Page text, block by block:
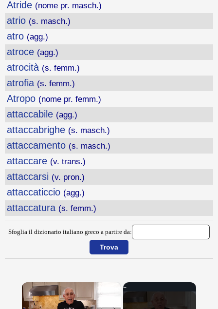
Atride (nome pr. masch.)
atrio (s. masch.)
atro (agg.)
atroce (agg.)
atrocità (s. femm.)
atrofia (s. femm.)
Atropo (nome pr. femm.)
attaccabile (agg.)
attaccabrighe (s. masch.)
attaccamento (s. masch.)
attaccare (v. trans.)
attaccarsi (v. pron.)
attaccaticcio (agg.)
attaccatura (s. femm.)
Sfoglia il dizionario italiano greco a partire da: